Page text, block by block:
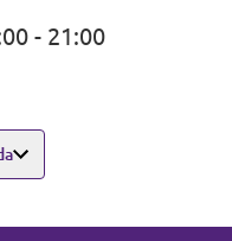
- 21:00